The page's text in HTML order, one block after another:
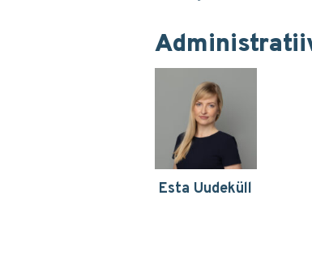
Esta Uudeküll